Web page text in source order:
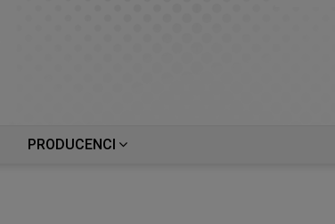
PRODUCENCI